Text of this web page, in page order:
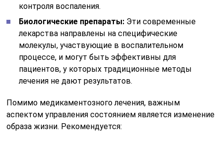
контроля воспаления.
Биологические препараты: Эти современные
лекарства направлены на специфические
молекулы, участвующие в воспалительном
процессе, и могут быть эффективны для
пациентов, у которых традиционные методы
лечения не дают результатов.
Помимо медикаментозного лечения, важным
аспектом управления состоянием является изменение
образа жизни. Рекомендуется: